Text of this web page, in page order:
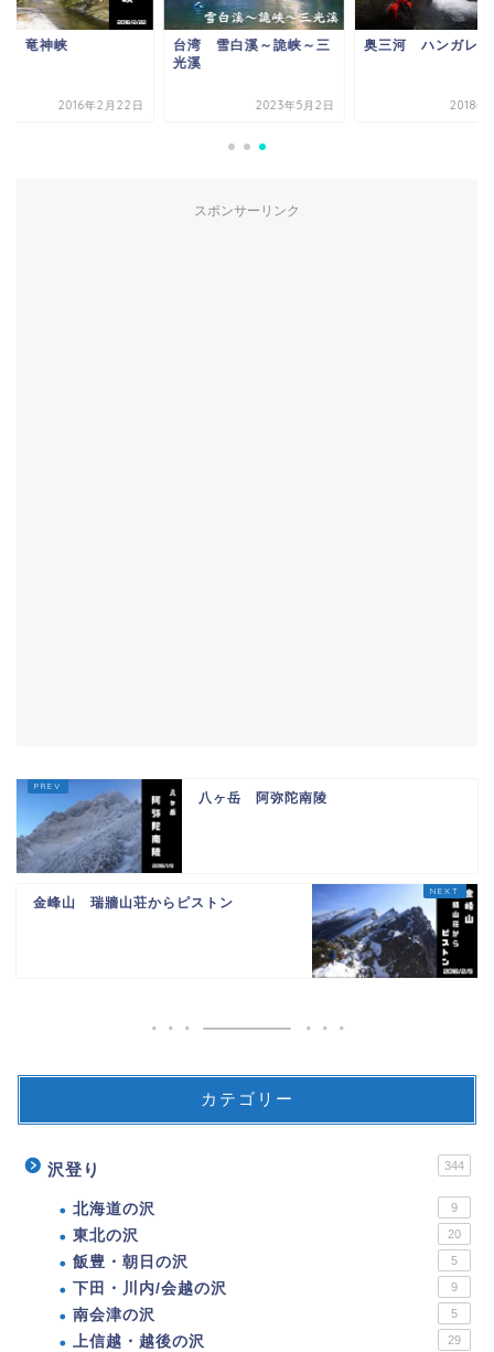
竜神峡
2016年2月22日
台湾 雪白溪～詭峡～三
光溪
2023年5月2日
奥三河 ハンガレ沢
2018年8
スポンサーリンク
八ヶ岳 阿弥陀南陵
金峰山 瑞牆山荘からピストン
カテゴリー
沢登り 344
北海道の沢 9
東北の沢 20
飯豊・朝日の沢 5
下田・川内/会越の沢 9
南会津の沢 5
上信越・越後の沢 29